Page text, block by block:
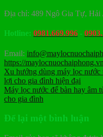
Địa chỉ: 489 Ngô Gia Tự, Hải
Hotline: 0981.669.996 -
Email:
https://maylocnuochaiphong.vn
Xu hướng dùng máy lọc nước
lợi cho gia đình hiện đại
Máy lọc nước để bàn hay âm
cho gia đình
Để lại một bình luận